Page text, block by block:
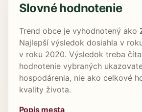
Slovné hodnotenie
Trend obce je vyhodnotený ako
Najlepší výsledok dosiahla v
v roku 2020. Výsledok treba
hodnotenie vybraných
hospodárenia, nie ako celkové
kvality života.
Popis mesta